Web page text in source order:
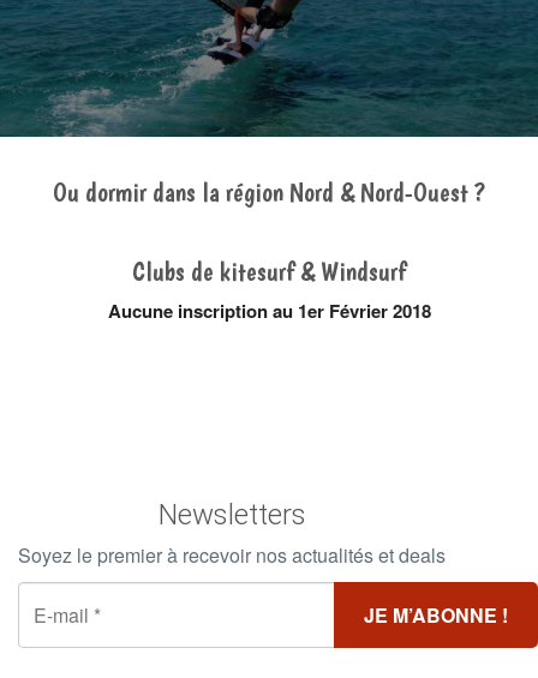
Ou dormir dans la région Nord & Nord-Ouest ?
Clubs de kitesurf & Windsurf
Aucune inscription au 1er Février 2018
Newsletters
Soyez le premier à recevoir nos actualités et deals